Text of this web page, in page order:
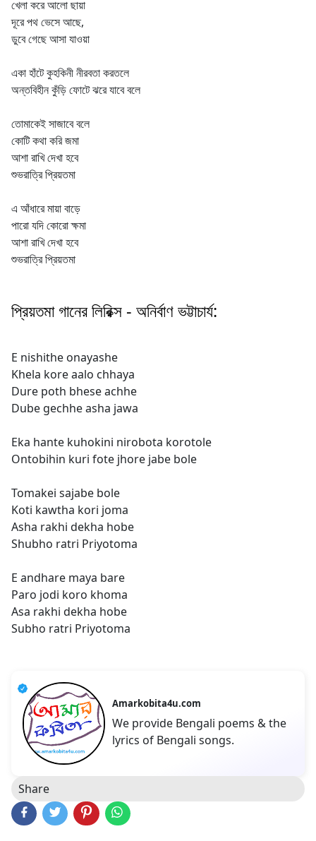
খেলা করে আলো ছায়া
দূরে পথ ভেসে আছে,
ডুবে গেছে আসা যাওয়া
একা হাঁটে কুহকিনী নীরবতা করতলে
অন্তবিহীন কুঁড়ি ফোটে ঝরে যাবে বলে
তোমাকেই সাজাবে বলে
কোটি কথা করি জমা
আশা রাখি দেখা হবে
শুভরাত্রি প্রিয়তমা
এ আঁধারে মায়া বাড়ে
পারো যদি কোরো ক্ষমা
আশা রাখি দেখা হবে
শুভরাত্রি প্রিয়তমা
প্রিয়তমা গানের লিরিক্স - অনির্বাণ ভট্টাচার্য:
E nishithe onayashe
Khela kore aalo chhaya
Dure poth bhese achhe
Dube gechhe asha jawa
Eka hante kuhokini nirobota korotole
Ontobihin kuri fote jhore jabe bole
Tomakei sajabe bole
Koti kawtha kori joma
Asha rakhi dekha hobe
Shubho ratri Priyotoma
E andhare maya bare
Paro jodi koro khoma
Asa rakhi dekha hobe
Subho ratri Priyotoma
Amarkobita4u.com
We provide Bengali poems & the
lyrics of Bengali songs.
Share